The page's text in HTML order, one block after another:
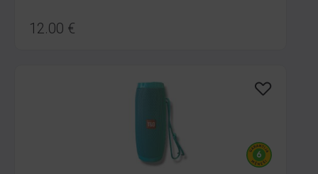
12.00 €